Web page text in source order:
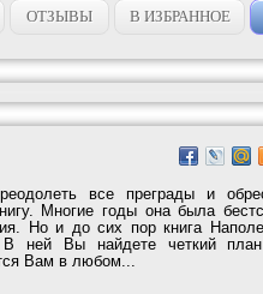
ОТЗЫВЫ В ИЗБРАННОЕ
все преграды и
Многие годы она была
Но и до сих пор книга
В ней Вы найдете четкий
Вам в любом...